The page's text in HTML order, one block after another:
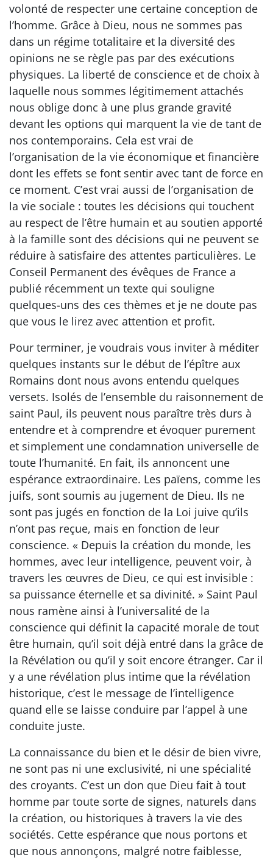
volonté de respecter une certaine conception de
l’homme. Grâce à Dieu, nous ne sommes pas
dans un régime totalitaire et la diversité des
opinions ne se règle pas par des exécutions
physiques. La liberté de conscience et de choix à
laquelle nous sommes légitimement attachés
nous oblige donc à une plus grande gravité
devant les options qui marquent la vie de tant de
nos contemporains. Cela est vrai de
l’organisation de la vie économique et financière
dont les effets se font sentir avec tant de force en
ce moment. C’est vrai aussi de l’organisation de
la vie sociale : toutes les décisions qui touchent
au respect de l’être humain et au soutien apporté
à la famille sont des décisions qui ne peuvent se
réduire à satisfaire des attentes particulières. Le
Conseil Permanent des évêques de France a
publié récemment un texte qui souligne
quelques-uns des ces thèmes et je ne doute pas
que vous le lirez avec attention et profit.
Pour terminer, je voudrais vous inviter à méditer
quelques instants sur le début de l’épître aux
Romains dont nous avons entendu quelques
versets. Isolés de l’ensemble du raisonnement de
saint Paul, ils peuvent nous paraître très durs à
entendre et à comprendre et évoquer purement
et simplement une condamnation universelle de
toute l’humanité. En fait, ils annoncent une
espérance extraordinaire. Les païens, comme les
juifs, sont soumis au jugement de Dieu. Ils ne
sont pas jugés en fonction de la Loi juive qu’ils
n’ont pas reçue, mais en fonction de leur
conscience. « Depuis la création du monde, les
hommes, avec leur intelligence, peuvent voir, à
travers les œuvres de Dieu, ce qui est invisible :
sa puissance éternelle et sa divinité. » Saint Paul
nous ramène ainsi à l’universalité de la
conscience qui définit la capacité morale de tout
être humain, qu’il soit déjà entré dans la grâce de
la Révélation ou qu’il y soit encore étranger. Car il
y a une révélation plus intime que la révélation
historique, c’est le message de l’intelligence
quand elle se laisse conduire par l’appel à une
conduite juste.
La connaissance du bien et le désir de bien vivre,
ne sont pas ni une exclusivité, ni une spécialité
des croyants. C’est un don que Dieu fait à tout
homme par toute sorte de signes, naturels dans
la création, ou historiques à travers la vie des
sociétés. Cette espérance que nous portons et
que nous annonçons, malgré notre faiblesse,